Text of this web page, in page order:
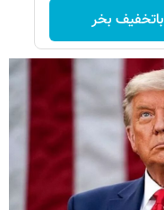
باتخفیف بخر